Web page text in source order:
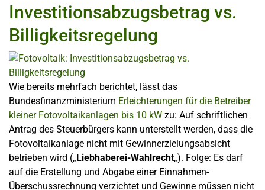
Investitionsabzugsbetrag vs.
Billigkeitsregelung
Wie bereits mehrfach berichtet, lässt das
Bundesfinanzministerium Erleichterungen für die Betreiber
kleiner Fotovoltaikanlagen bis 10 kW zu: Auf schriftlichen
Antrag des Steuerbürgers kann unterstellt werden, dass die
Fotovoltaikanlage nicht mit Gewinnerzielungsabsicht
betrieben wird („Liebhaberei-Wahlrecht„). Folge: Es darf
auf die Erstellung und Abgabe einer Einnahmen-
Überschussrechnung verzichtet und Gewinne müssen nicht